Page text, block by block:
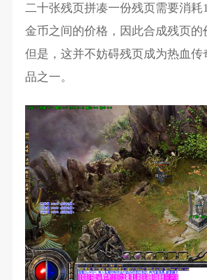
二十张残页拼凑一份残页需要消耗
金币之间的价格，因此合成残页的
但是，这并不妨碍残页成为热血传
品之一。